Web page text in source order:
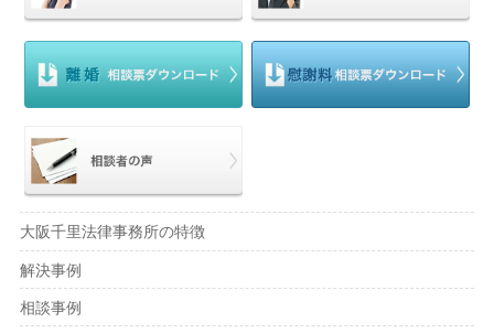
大阪千里法律事務所の特徴
解決事例
相談事例